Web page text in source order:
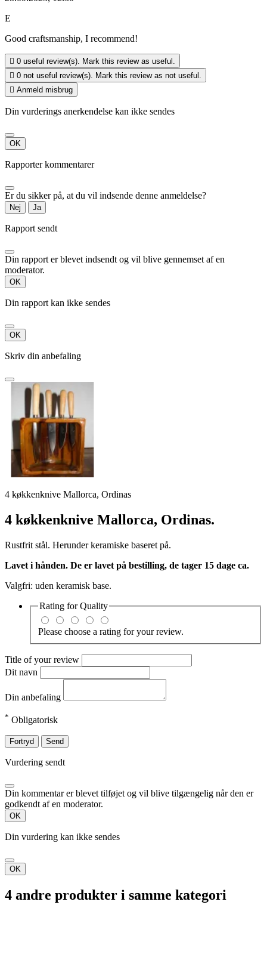
E
Good craftsmanship, I recommend!
 0 useful review(s). Mark this review as useful.
 0 not useful review(s). Mark this review as not useful.
 Anmeld misbrug
Din vurderings anerkendelse kan ikke sendes
OK
Rapporter kommentarer
Er du sikker på, at du vil indsende denne anmeldelse?
Nej Ja
Rapport sendt
Din rapport er blevet indsendt og vil blive gennemset af en
moderator.
OK
Din rapport kan ikke sendes
OK
Skriv din anbefaling
4 køkkenknive Mallorca, Ordinas
4 køkkenknive Mallorca, Ordinas.
Rustfrit stål. Herunder keramiske baseret på.
Lavet i hånden. De er lavet på bestilling, de tager 15 dage ca.
Valgfri: uden keramisk base.
Rating forQuality
Please choose a rating for your review.
Title of your review
Dit navn
Din anbefaling
* Obligatorisk
Fortryd Send
Vurdering sendt
Din kommentar er blevet tilføjet og vil blive tilgængelig når den er
godkendt af en moderator.
OK
Din vurdering kan ikke sendes
OK
4 andre produkter i samme kategori